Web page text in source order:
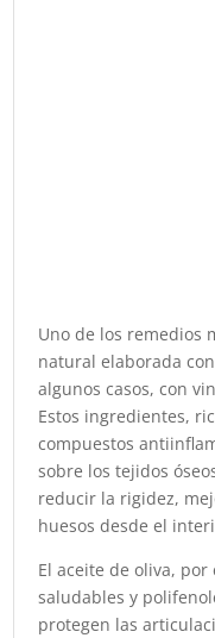
Uno de los remedios
natural elaborada
algunos casos, con
Estos ingredientes,
compuestos
sobre los tejidos
reducir la rigidez,
huesos desde el
El aceite de oliva,
saludables y
protegen las